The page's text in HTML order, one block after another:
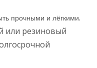
прочными и лёгкими.
или резиновый